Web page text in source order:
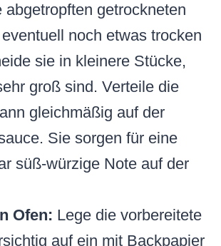
abgetropften getrockneten
noch etwas trocken
sie in kleinere Stücke,
groß sind. Verteile die
gleichmäßig auf der
Sie sorgen für eine
süß-würzige Note auf der
Ofen: Lege die vorbereitete
auf ein mit Backpapier